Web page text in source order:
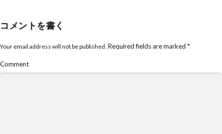
コメントを書く
Your email address will not be published. Required fields are marked *
Comment